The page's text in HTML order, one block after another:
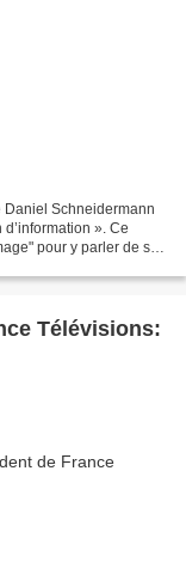
Daniel Schneidermann
». Ce
pour y parler de son
Télévisions: